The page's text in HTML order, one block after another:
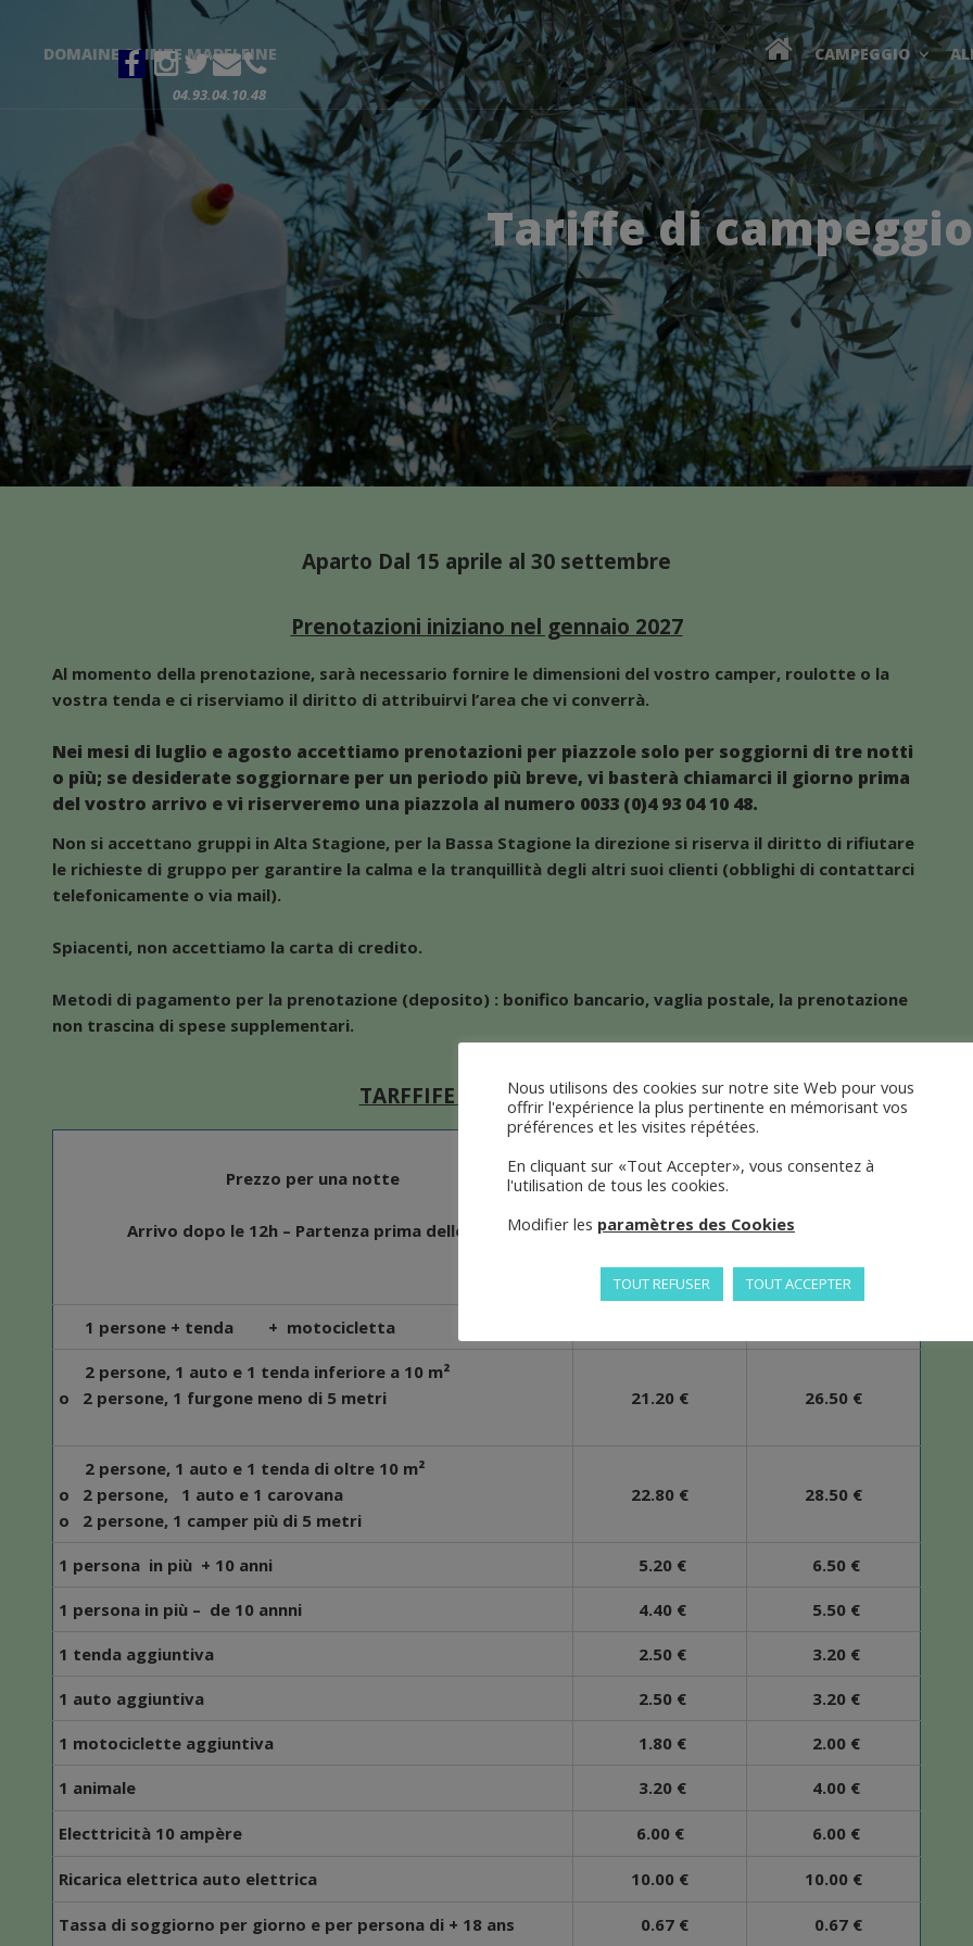
DOMAINE SAINTE MADELEINE
04.93.04.10.48
CAMPEGGIO
Tariffe di campeggio
Aparto Dal 15 aprile al 30 settembre
Prenotazioni iniziano nel gennaio 2027
Al momento della prenotazione, sarà necessario fornire le dimensioni del vostro camper, roulotte o la
vostra tenda e ci riserviamo il diritto di attribuirvi l’area che vi converrà.
Nei mesi di luglio e agosto accettiamo prenotazioni per piazzole solo per soggiorni di tre notti
o più; se desiderate soggiornare per un periodo più breve, vi basterà chiamarci il giorno prima
del vostro arrivo e vi riserveremo una piazzola al numero 0033 (0)4 93 04 10 48.
Non si accettano gruppi in Alta Stagione, per la Bassa Stagione la direzione si riserva il diritto di rifiutare
le richieste di gruppo per garantire la calma e la tranquillità degli altri suoi clienti (obblighi di contattarci
telefonicamente o via mail).
Spiacenti, non accettiamo la carta di credito.
Metodi di pagamento per la prenotazione (deposito) : bonifico bancario, vaglia postale, la prenotazione
non trascina di spese supplementari.
TARFFIFE CAMPING 2026
Prezzo per una notte
Arrivo dopo le 12h – Partenza prima delle 12h
1 persone + tenda + motocicletta
2 persone, 1 auto e 1 tenda inferiore a 10 m²
o 2 persone, 1 furgone meno di 5 metri
21.20 € 26.50 €
2 persone, 1 auto e 1 tenda di oltre 10 m²
o 2 persone, 1 auto e 1 carovana
o 2 persone, 1 camper più di 5 metri
22.80 € 28.50 €
1 persona in più + 10 anni 5.20 € 6.50 €
1 persona in più – de 10 annni 4.40 € 5.50 €
1 tenda aggiuntiva 2.50 € 3.20 €
1 auto aggiuntiva 2.50 € 3.20 €
1 motociclette aggiuntiva 1.80 € 2.00 €
1 animale 3.20 € 4.00 €
Electtricità 10 ampère 6.00 € 6.00 €
Ricarica elettrica auto elettrica 10.00 € 10.00 €
Tassa di soggiorno per giorno e per persona di + 18 ans 0.67 € 0.67 €
Nous utilisons des cookies sur notre site Web pour vous
offrir l'expérience la plus pertinente en mémorisant vos
préférences et les visites répétées.
En cliquant sur «Tout Accepter», vous consentez à
l'utilisation de tous les cookies.
Modifier les paramètres des Cookies
TOUT REFUSER TOUT ACCEPTER